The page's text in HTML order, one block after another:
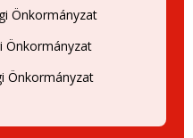
Önkormányzat
Önkormányzat
Önkormányzat